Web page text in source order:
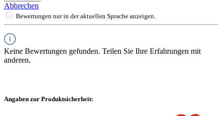
Abbrechen
Bewertungen nur in der aktuellen Sprache anzeigen.
Keine Bewertungen gefunden. Teilen Sie Ihre Erfahrungen mit
anderen.
Angaben zur Produktsicherheit: